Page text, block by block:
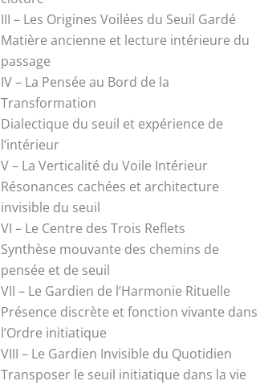
III – Les Origines Voilées du Seuil Gardé
Matière ancienne et lecture intérieure du
passage
IV – La Pensée au Bord de la
Transformation
Dialectique du seuil et expérience de
l’intérieur
V – La Verticalité du Voile Intérieur
Résonances cachées et architecture
invisible du seuil
VI – Le Centre des Trois Reflets
Synthèse mouvante des chemins de
pensée et de seuil
VII – Le Gardien de l’Harmonie Rituelle
Présence discrète et fonction vivante dans
l’Ordre initiatique
VIII – Le Gardien Invisible du Quotidien
Transposer le seuil initiatique dans la vie